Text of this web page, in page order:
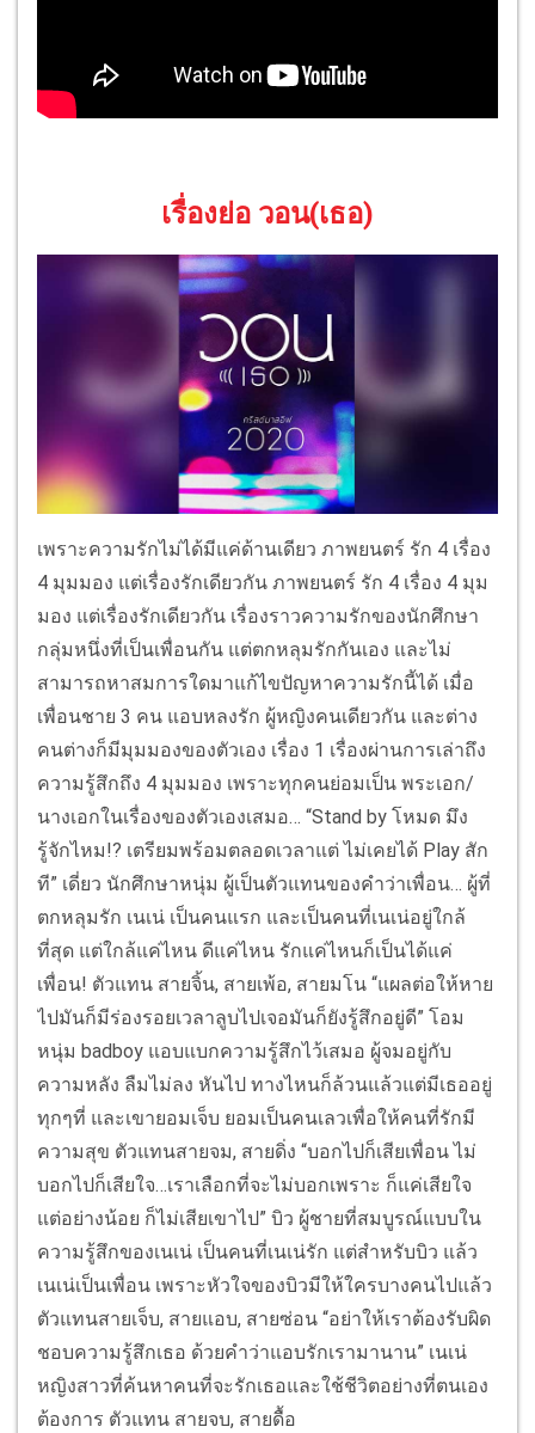
เรื่องย่อ วอน(เธอ)
เพราะความรักไม่ได้มีแค่ด้านเดียว ภาพยนตร์ รัก 4 เรื่อง
4 มุมมอง แต่เรื่องรักเดียวกัน ภาพยนตร์ รัก 4 เรื่อง 4 มุม
มอง แต่เรื่องรักเดียวกัน เรื่องราวความรักของนักศึกษา
กลุ่มหนึ่งที่เป็นเพื่อนกัน แต่ตกหลุมรักกันเอง และไม่
สามารถหาสมการใดมาแก้ไขปัญหาความรักนี้ได้ เมื่อ
เพื่อนชาย 3 คน แอบหลงรัก ผู้หญิงคนเดียวกัน และต่าง
คนต่างก็มีมุมมองของตัวเอง เรื่อง 1 เรื่องผ่านการเล่าถึง
ความรู้สึกถึง 4 มุมมอง เพราะทุกคนย่อมเป็น พระเอก/
นางเอกในเรื่องของตัวเองเสมอ… “Stand by โหมด มึง
รู้จักไหม!? เตรียมพร้อมตลอดเวลาแต่ ไม่เคยได้ Play สัก
ที” เดี่ยว นักศึกษาหนุ่ม ผู้เป็นตัวแทนของคําว่าเพื่อน… ผู้ที่
ตกหลุมรัก เนเน่ เป็นคนแรก และเป็นคนที่เนเน่อยู่ใกล้
ที่สุด แต่ใกล้แค่ไหน ดีแค่ไหน รักแค่ไหนก็เป็นได้แค่
เพื่อน! ตัวแทน สายจิ้น, สายเพ้อ, สายมโน “แผลต่อให้หาย
ไปมันก็มีร่องรอยเวลาลูบไปเจอมันก็ยังรู้สึกอยู่ดี” โอม
หนุ่ม badboy แอบแบกความรู้สึกไว้เสมอ ผู้จมอยู่กับ
ความหลัง ลืมไม่ลง หันไป ทางไหนก็ล้วนแล้วแต่มีเธออยู่
ทุกๆที่ และเขายอมเจ็บ ยอมเป็นคนเลวเพื่อให้คนที่รักมี
ความสุข ตัวแทนสายจม, สายดิ่ง “บอกไปก็เสียเพื่อน ไม่
บอกไปก็เสียใจ…เราเลือกที่จะไม่บอกเพราะ ก็แค่เสียใจ
แต่อย่างน้อย ก็ไม่เสียเขาไป” บิว ผู้ชายที่สมบูรณ์แบบใน
ความรู้สึกของเนเน่ เป็นคนที่เนเน่รัก แต่สําหรับบิว แล้ว
เนเน่เป็นเพื่อน เพราะหัวใจของบิวมีให้ใครบางคนไปแล้ว
ตัวแทนสายเจ็บ, สายแอบ, สายซ่อน “อย่าให้เราต้องรับผิด
ชอบความรู้สึกเธอ ด้วยคำว่าแอบรักเรามานาน” เนเน่
หญิงสาวที่ค้นหาคนที่จะรักเธอและใช้ชีวิตอย่างที่ตนเอง
ต้องการ ตัวแทน สายจบ, สายดื้อ